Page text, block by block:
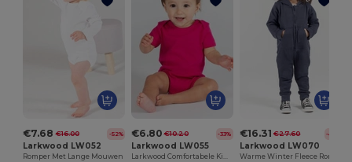
€7.68 €16.00 -52%
Larkwood LW052
Romper Met Lange Mouwen
€6.80 €10.20 -33%
Larkwood LW055
Larkwood Comfortabele Kinderbody
€16.31 €27.60 -41%
Larkwood LW070